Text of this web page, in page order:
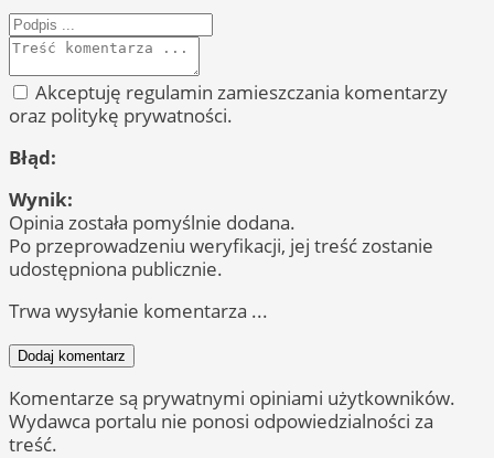
Akceptuję regulamin zamieszczania komentarzy
oraz politykę prywatności.
Błąd:
Wynik:
Opinia została pomyślnie dodana.
Po przeprowadzeniu weryfikacji, jej treść zostanie
udostępniona publicznie.
Trwa wysyłanie komentarza ...
Dodaj komentarz
Komentarze są prywatnymi opiniami użytkowników.
Wydawca portalu nie ponosi odpowiedzialności za
treść.